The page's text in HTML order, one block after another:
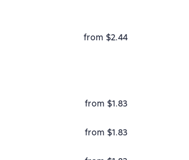
from $2.44
from $1.83
from $1.83